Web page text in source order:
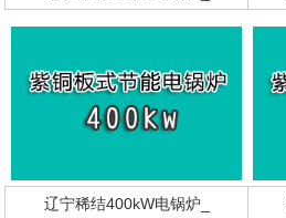
辽宁稀结400kW电锅炉_